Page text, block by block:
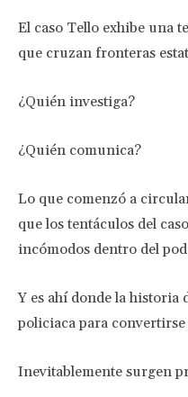
El caso Tello exhibe una
que cruzan fronteras
¿Quién investiga?
¿Quién comunica?
Lo que comenzó a
que los tentáculos del
incómodos dentro del
Y es ahí donde la historia
policiaca para
Inevitablemente surgen